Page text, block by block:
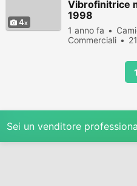
4
Vibrofinitrice
1998
1 anno fa
Commerciali
1
Sei un venditore